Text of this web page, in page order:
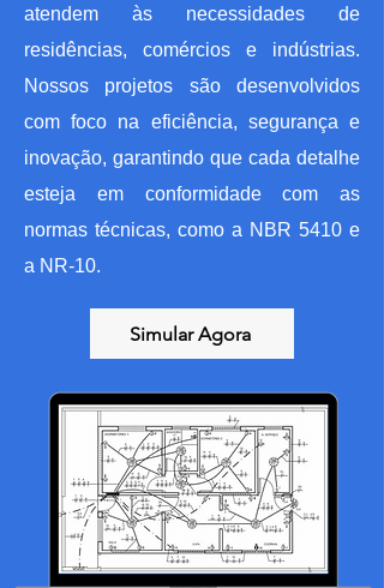
atendem às necessidades de
residências, comércios e indústrias.
Nossos projetos são desenvolvidos
com foco na eficiência, segurança e
inovação, garantindo que cada detalhe
esteja em conformidade com as
normas técnicas, como a NBR 5410 e
a NR-10.
Simular Agora